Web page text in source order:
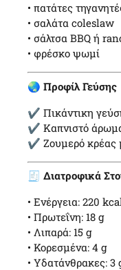
• πατάτες
• σαλάτα coleslaw
• σάλτσα BBQ ή
• φρέσκο ψωμί
🌏 Προφίλ Γεύσης
✔ Πικάντικη
✔ Καπνιστό
✔ Ζουμερό κρέας
🧾 Διατροφικά
• Ενέργεια: 220
• Πρωτεΐνη: 18 g
• Λιπαρά: 15 g
• Κορεσμένα: 4 g
• Υδατάνθρακες: 3